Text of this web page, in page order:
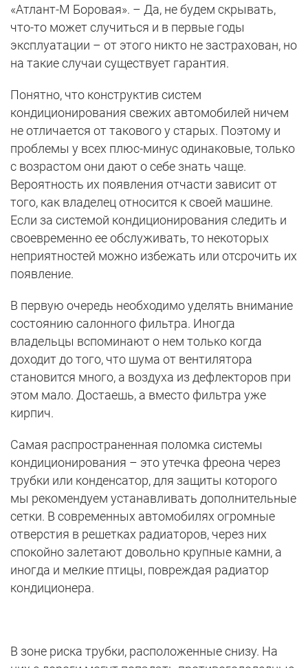
«Атлант-М Боровая». – Да, не будем скрывать,
что-то может случиться и в первые годы
эксплуатации – от этого никто не застрахован, но
на такие случаи существует гарантия.
Понятно, что конструктив систем
кондиционирования свежих автомобилей ничем
не отличается от такового у старых. Поэтому и
проблемы у всех плюс-минус одинаковые, только
с возрастом они дают о себе знать чаще.
Вероятность их появления отчасти зависит от
того, как владелец относится к своей машине.
Если за системой кондиционирования следить и
своевременно ее обслуживать, то некоторых
неприятностей можно избежать или отсрочить их
появление.
В первую очередь необходимо уделять внимание
состоянию салонного фильтра. Иногда
владельцы вспоминают о нем только когда
доходит до того, что шума от вентилятора
становится много, а воздуха из дефлекторов при
этом мало. Достаешь, а вместо фильтра уже
кирпич.
Самая распространенная поломка системы
кондиционирования – это утечка фреона через
трубки или конденсатор, для защиты которого
мы рекомендуем устанавливать дополнительные
сетки. В современных автомобилях огромные
отверстия в решетках радиаторов, через них
спокойно залетают довольно крупные камни, а
иногда и мелкие птицы, повреждая радиатор
кондиционера.
В зоне риска трубки, расположенные снизу. На